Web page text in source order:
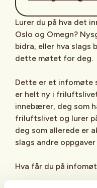
Lurer du på hva det
Oslo og Omegn?
bidra, eller hva slags
dette møtet for deg.
Dette er et infomøte
er helt ny i
innebærer, deg som
friluftslivet og lurer
deg som allerede er
slags andre
Hva får du på